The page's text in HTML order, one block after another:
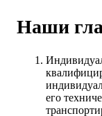
Наши
его